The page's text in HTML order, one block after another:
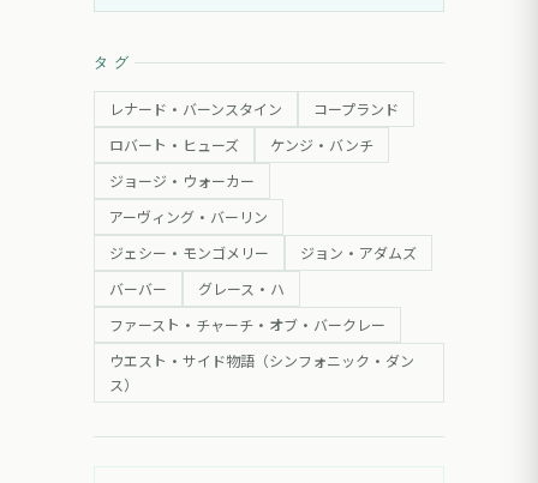
タグ
レナード・バーンスタイン コープランド
ロバート・ヒューズ ケンジ・バンチ
ジョージ・ウォーカー
アーヴィング・バーリン
ジェシー・モンゴメリー ジョン・アダムズ
バーバー グレース・ハ
ファースト・チャーチ・オブ・バークレー
ウエスト・サイド物語（シンフォニック・ダン
ス）